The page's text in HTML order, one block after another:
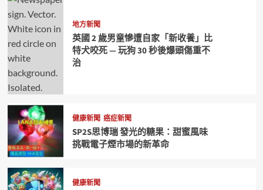
地方新聞
英國 2 歲男童慘遭自家「新收養」比
特犬咬死 — 玩狗 30 秒後爆頭傷重不
治
健康新聞 癌症新聞
SP2S思博瑞 發光的糖果：甜蜜風味
挑戰電子煙市場的新革命
健康新聞